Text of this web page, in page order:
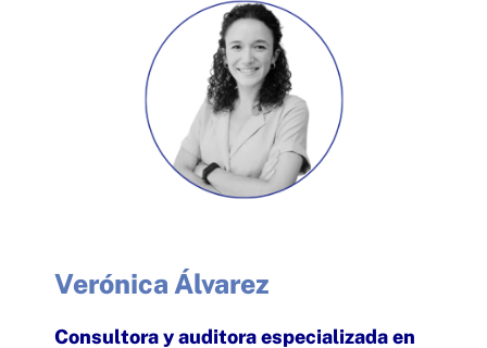
Verónica Álvarez
Consultora y auditora especializada en